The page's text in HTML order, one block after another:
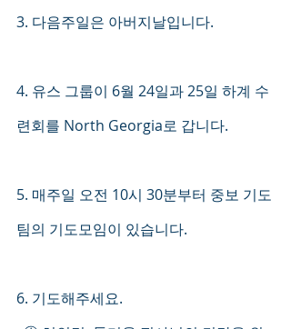
3. 다음주일은 아버지날입니다.
4. 유스 그룹이 6월 24일과 25일 하계 수
련회를 North Georgia로 갑니다.
5. 매주일 오전 10시 30분부터 중보 기도
팀의 기도모임이 있습니다.
6. 기도해주세요.